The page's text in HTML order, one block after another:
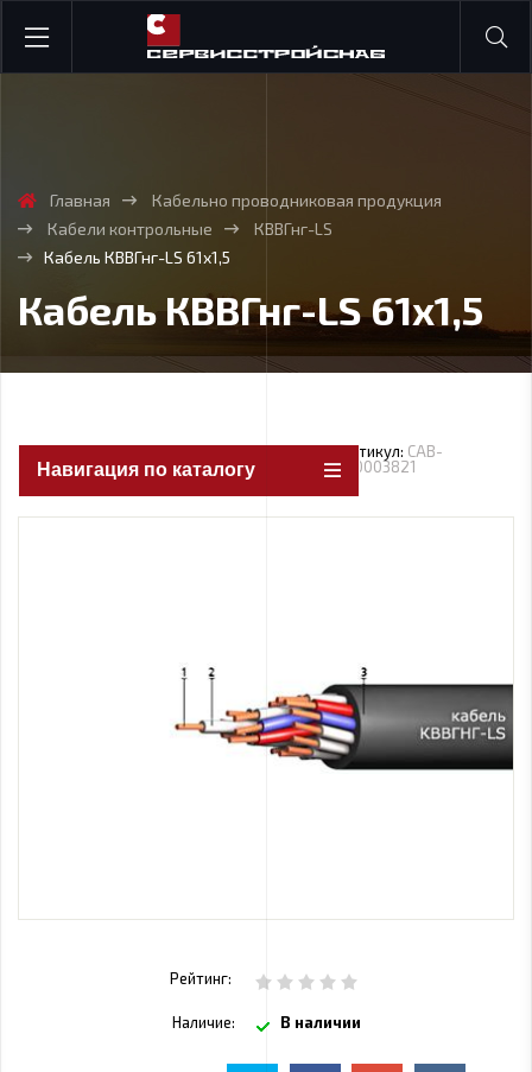
Главная
Кабельно проводниковая продукция
Кабели контрольные
КВВГнг-LS
Кабель КВВГнг-LS 61х1,5
Кабель КВВГнг-LS 61х1,5
Навигация по каталогу
Артикул: CAB-
100003821
Рейтинг:
Наличие: В наличии